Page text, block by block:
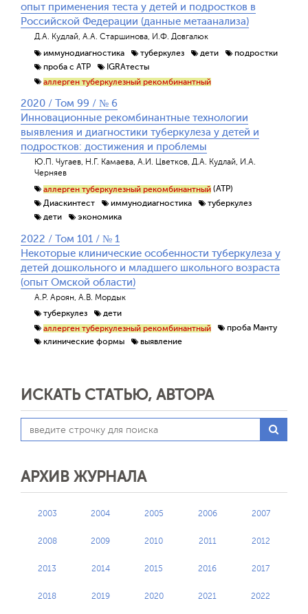
опыт применения теста у детей и подростков в
Российской Федерации (данные метаанализа)
Д.А. Кудлай, А.А. Старшинова, И.Ф. Довгалюк
иммунодиагностика
туберкулез дети
подростки
проба с АТР
IGRAтесты
аллерген туберкулезный рекомбинантный
2020 / Том 99 / № 6
Инновационные рекомбинантные технологии
выявления и диагностики туберкулеза у детей и
подростков: достижения и проблемы
Ю.П. Чугаев, Н.Г. Камаева, А.И. Цветков, Д.А. Кудлай, И.А.
Черняев
аллерген туберкулезный рекомбинантный (АТР)
Диаскинтест
иммунодиагностика
туберкулез
дети
экономика
2022 / Том 101 / № 1
Некоторые клинические особенности туберкулеза у
детей дошкольного и младшего школьного возраста
(опыт Омской области)
А.Р. Ароян, А.В. Мордык
туберкулез
дети
аллерген туберкулезный рекомбинантный
проба Манту
клинические формы
выявление
ИСКАТЬ СТАТЬЮ, АВТОРА
АРХИВ ЖУРНАЛА
2003 2004 2005 2006 2007
2008 2009 2010 2011 2012
2013 2014 2015 2016 2017
2018 2019 2020 2021 2022